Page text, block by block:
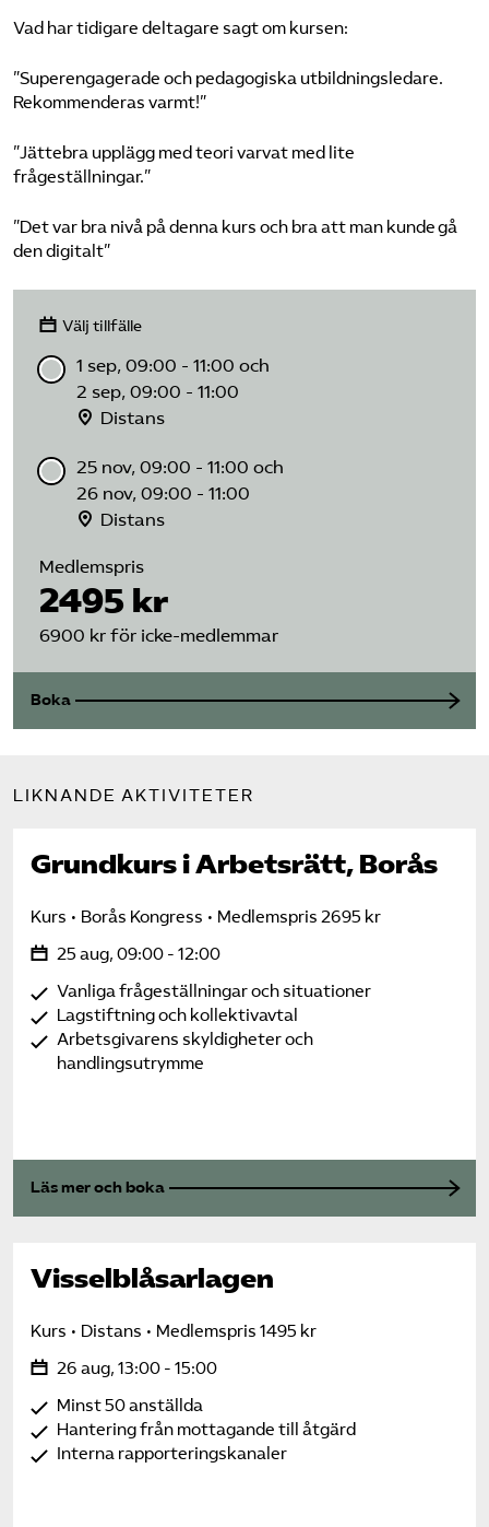
Vad har tidigare deltagare sagt om kursen:
”Superengagerade och pedagogiska utbildningsledare.
Rekommenderas varmt!”
”Jättebra upplägg med teori varvat med lite
frågeställningar.”
”Det var bra nivå på denna kurs och bra att man kunde gå
den digitalt”
Välj tillfälle
1 sep, 09:00 - 11:00 och
2 sep, 09:00 - 11:00
Distans
25 nov, 09:00 - 11:00 och
26 nov, 09:00 - 11:00
Distans
Medlemspris
2495 kr
6900 kr för icke-medlemmar
Boka
LIKNANDE AKTIVITETER
Grundkurs i Arbetsrätt, Borås
Kurs Borås Kongress
Medlemspris 2695 kr
25 aug, 09:00 - 12:00
Vanliga frågeställningar och situationer
Lagstiftning och kollektivavtal
Arbetsgivarens skyldigheter och
handlingsutrymme
Läs mer och boka
Visselblåsarlagen
Kurs Distans
Medlemspris 1495 kr
26 aug, 13:00 - 15:00
Minst 50 anställda
Hantering från mottagande till åtgärd
Interna rapporteringskanaler